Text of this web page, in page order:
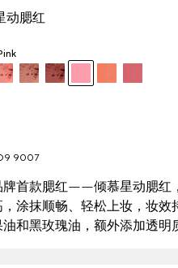
动腮红
9007
牌首款腮红——倾慕星动腮红
涂抹顺畅、轻松上妆，妆
和黑玫瑰油，额外添加透明质